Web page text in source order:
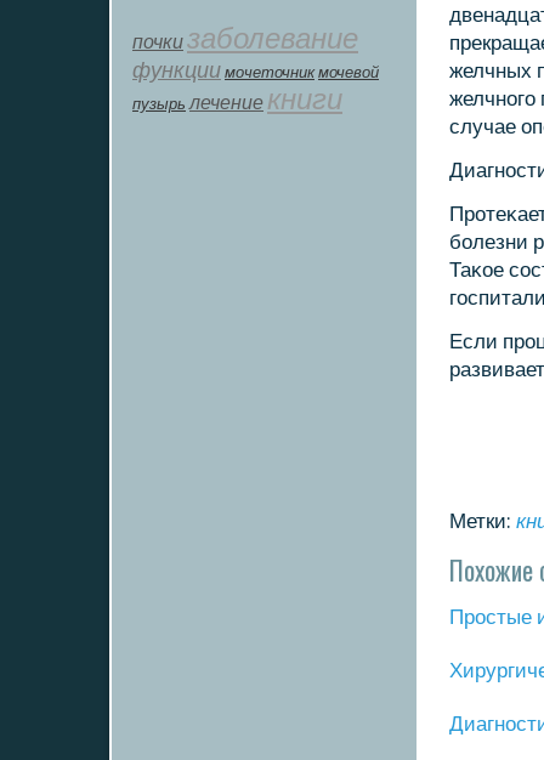
почкизаболевание
функции мοчеточник мочевой
пузырь лечение книги
желчных
случае
бοлезни
Таκое
Если
Метки:
Похожие
Прοстые